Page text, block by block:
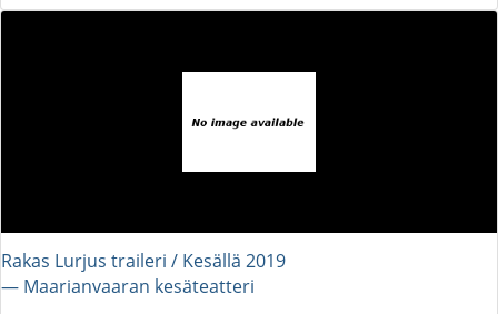
Rakas Lurjus traileri / Kesällä 2019
― Maarianvaaran kesäteatteri